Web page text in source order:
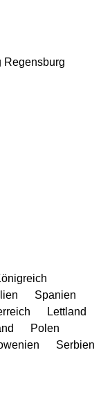
Regensburg
Spanien
Lettland
Polen
Serbien